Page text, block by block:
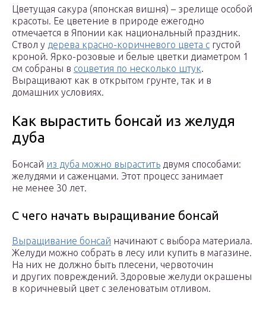
Цветущая сакура (японская вишня) – зрелище особой
красоты. Ее цветение в природе ежегодно
отмечается в Японии как национальный праздник.
Ствол у дерева красно-коричневого цвета с густой
кроной. Ярко-розовые и белые цветки диаметром 1
см собраны в соцветия по несколько штук.
Выращивают как в открытом грунте, так и в
домашних условиях.
Как вырастить бонсай из желудя
дуба
Бонсай из дуба можно вырастить двумя способами:
желудями и саженцами. Этот процесс занимает
не менее 30 лет.
С чего начать выращивание бонсай
Выращивание бонсай начинают с выбора материала.
Желуди можно собрать в лесу или купить в магазине.
На них не должно быть плесени, червоточин
и других повреждений. Здоровые желуди окрашены
в коричневый цвет с зеленоватым отливом.